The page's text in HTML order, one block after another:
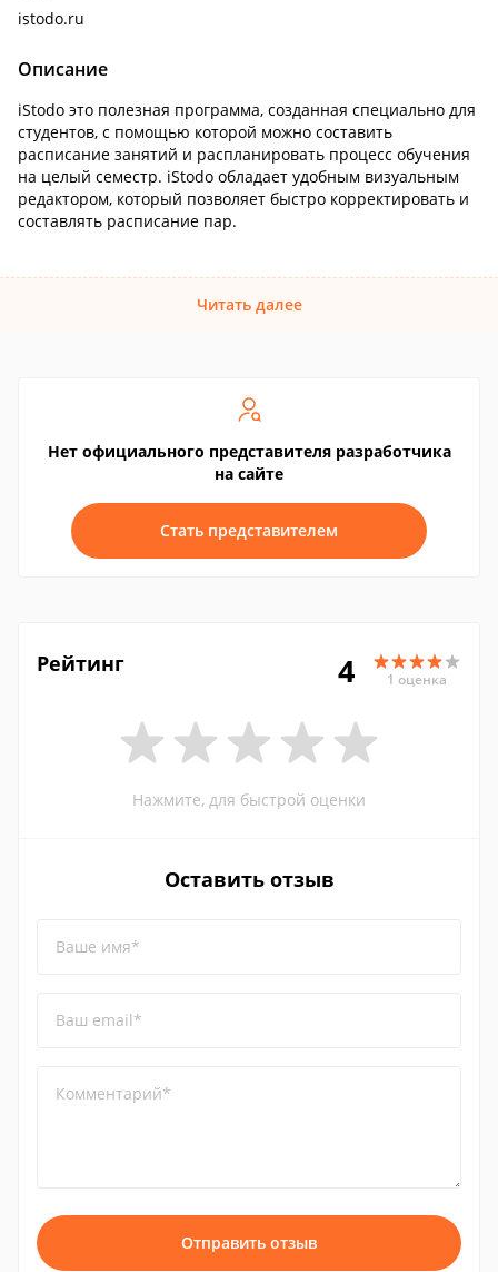
istodo.ru
Описание
iStodo это полезная программа, созданная специально для
студентов, с помощью которой можно составить
расписание занятий и распланировать процесс обучения
на целый семестр. iStodo обладает удобным визуальным
редактором, который позволяет быстро корректировать и
составлять расписание пар.
Читать далее
Нет официального представителя разработчика
на сайте
Стать представителем
Рейтинг 4 1 оценка
Нажмите, для быстрой оценки
Оставить отзыв
Ваше имя*
Ваш email*
Комментарий*
Отправить отзыв